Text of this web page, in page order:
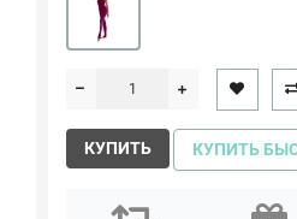
КУПИТЬ КУПИТЬ